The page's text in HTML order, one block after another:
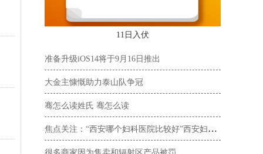
11日入伏
准备升级iOS14将于9月16日推出
大金主慷慨助力泰山队争冠
骞怎么读姓氏 骞怎么读
焦点关注：“西安哪个妇科医院比较好”西安妇科医院排名「西安正规妇科医院」?